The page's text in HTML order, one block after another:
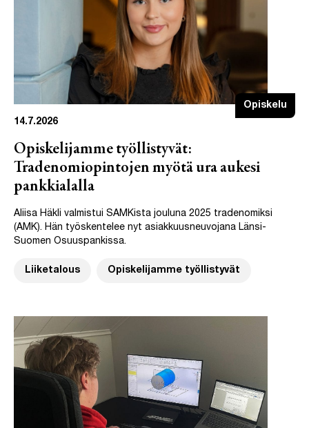
Opiskelu
14.7.2026
Opiskelijamme työllistyvät:
Tradenomiopintojen myötä ura aukesi
pankkialalla
Aliisa Häkli valmistui SAMKista jouluna 2025 tradenomiksi
(AMK). Hän työskentelee nyt asiakkuusneuvojana Länsi-
Suomen Osuuspankissa.
Liiketalous Opiskelijamme työllistyvät